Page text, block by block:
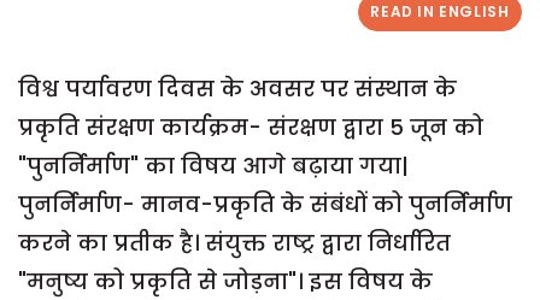
READ IN ENGLISH
विश्व पर्यावरण दिवस के अवसर पर संस्थान के
प्रकृति संरक्षण कार्यक्रम- संरक्षण द्वारा 5 जून को
"पुनर्निर्माण" का विषय आगे बढ़ाया गया|
पुनर्निर्माण- मानव-प्रकृति के संबंधों को पुनर्निर्माण
करने का प्रतीक है। संयुक्त राष्ट्र द्वारा निर्धारित
"मनुष्य को प्रकृति से जोड़ना"। इस विषय के